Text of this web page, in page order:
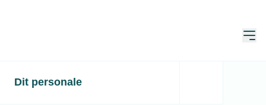
Dit personale
TEKNIQ Netværk og aktiviteter